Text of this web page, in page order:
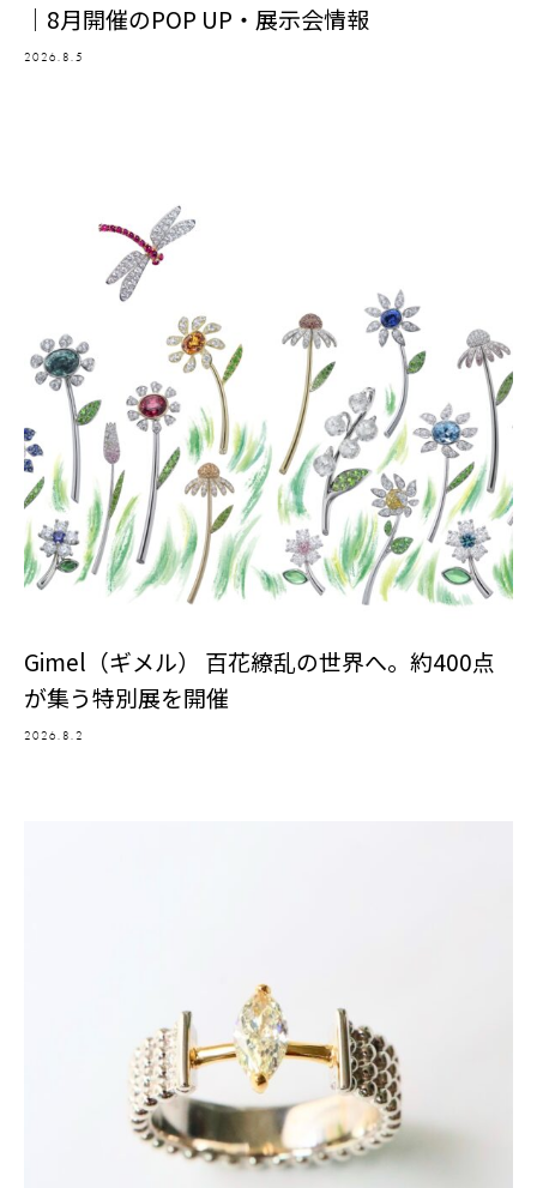
｜8月開催のPOP UP・展示会情報
2026.8.5
Gimel（ギメル） 百花繚乱の世界へ。約400点
が集う特別展を開催
2026.8.2